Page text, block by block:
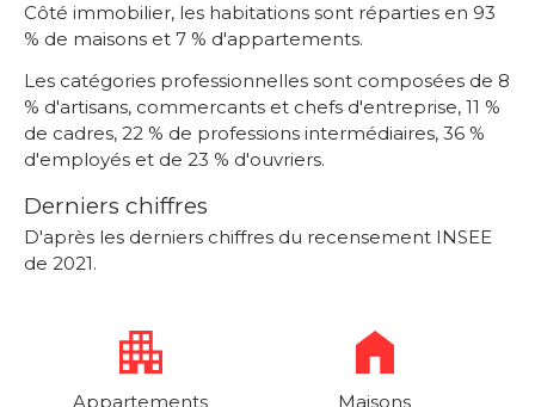
Côté immobilier, les habitations sont réparties en 93
% de maisons et 7 % d'appartements.
Les catégories professionnelles sont composées de 8
% d'artisans, commercants et chefs d'entreprise, 11 %
de cadres, 22 % de professions intermédiaires, 36 %
d'employés et de 23 % d'ouvriers.
Derniers chiffres
D'après les derniers chiffres du recensement INSEE
de 2021.
Appartements
Maisons